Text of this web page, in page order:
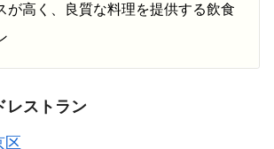
が高く、良質な料理を提供する飲食
レストラン
区